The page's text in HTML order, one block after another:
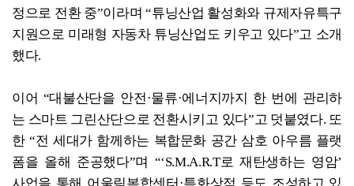
정으로 전환 중”이라며 “튜닝산업 활성화와 규제자유특구
지원으로 미래형 자동차 튜닝산업도 키우고 있다”고 소개
했다.
이어 “대불산단을 안전·물류·에너지까지 한 번에 관리하
는 스마트 그린산단으로 전환시키고 있다”고 덧붙였다. 또
한 “전 세대가 함께하는 복합문화 공간 삼호 아우름 플랫
폼을 올해 준공했다”며 “‘S.M.A.R.T로 재탄생하는 영암’